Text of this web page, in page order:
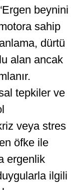
beynini
sahip
dürtü
alan ancak
tepkiler ve
veya stres
öfke ile
ergenlik
ilgili